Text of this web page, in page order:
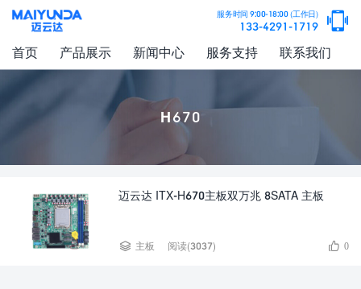
服务时间 9:00-18:00 (工作日)
133-4291-1719 
首页 产品展示 新闻中心 服务支持 联系我们
H670
迈云达 ITX-H670主板双万兆 8SATA 主板
 主板 阅读(3037)  0